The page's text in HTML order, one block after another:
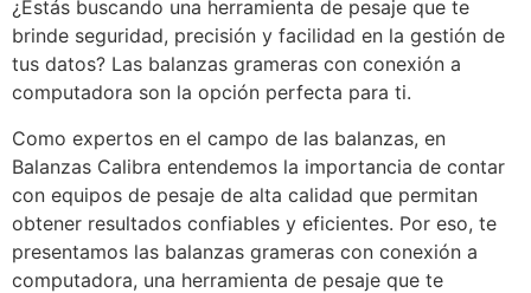
¿Estás buscando una herramienta de pesaje que te
brinde seguridad, precisión y facilidad en la gestión de
tus datos? Las balanzas grameras con conexión a
computadora son la opción perfecta para ti.
Como expertos en el campo de las balanzas, en
Balanzas Calibra entendemos la importancia de contar
con equipos de pesaje de alta calidad que permitan
obtener resultados confiables y eficientes. Por eso, te
presentamos las balanzas grameras con conexión a
computadora, una herramienta de pesaje que te